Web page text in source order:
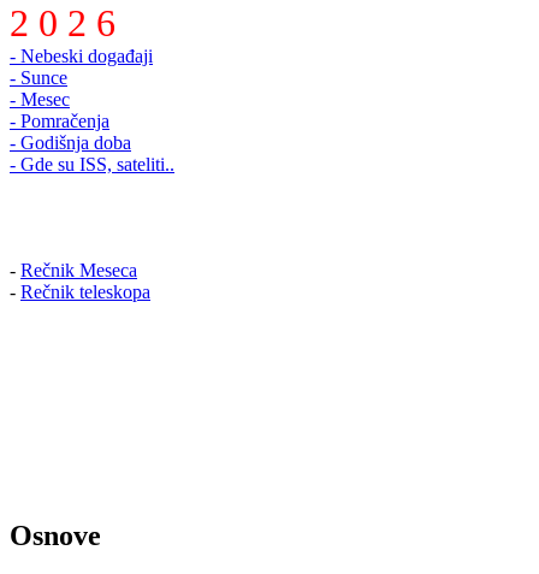
2 0 2 6
- Nebeski događaji
- Sunce
- Mesec
- Pomračenja
- Godišnja doba
- Gde su ISS, sateliti..
- Rečnik Meseca
- Rečnik teleskopa
Osnove